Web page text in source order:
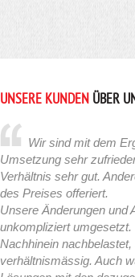
UNSERE KUNDEN ÜBER
Wir sind mit dem
Umsetzung sehr
Verhältnis sehr gut.
des Preises offeriert.
Unsere Änderungen und
unkompliziert
Nachhinein
verhältnismässig. Auch